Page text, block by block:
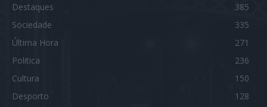
Destaques
385
Sociedade
335
Última Hora
271
Politica
236
Cultura
150
Desporto
128